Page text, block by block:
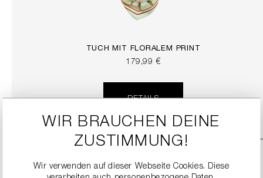
TUCH MIT FLORALEM PRINT
179,99 €
DETAILS
WIR BRAUCHEN DEINE
ZUSTIMMUNG!
Wir verwenden auf dieser Webseite Cookies. Diese